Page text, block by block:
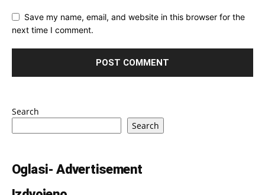
Save my name, email, and website in this browser for the
next time I comment.
Search
Search
Oglasi- Advertisement